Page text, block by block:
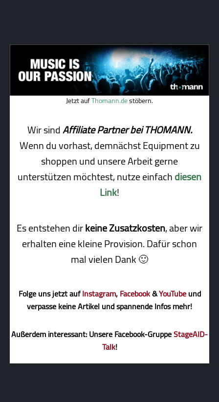
Jetzt aufThomann.destöbern.
Wir sindAffiliate Partner bei THOMANN.
Wenn du vorhast, demnächst Equipment zu
shoppen und unsere Arbeit gerne
unterstützen möchtest, nutze einfachdiesen
Link!
Es entstehen dirkeine Zusatzkosten, aber wir
erhalten eine kleine Pro­vi­sion. Dafür schon
mal vielen Dank 🙂
Folge uns jetzt aufInstagram,Facebook&YouTubeund
verpasse keine Artikel und spannende Infos mehr!
Außerdem interessant: Unsere Facebook-GruppeStageAID-
Talk!